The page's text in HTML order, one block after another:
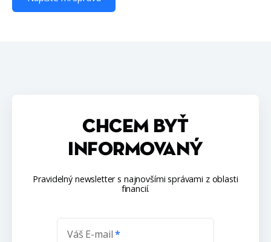
CHCEM BYŤ
INFORMOVANÝ
Pravidelný newsletter s najnovšími správami z oblasti
financií.
Váš E-mail